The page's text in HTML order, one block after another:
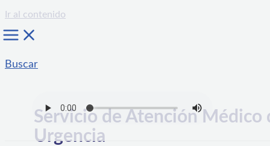
Ir al contenido
Buscar
Servicio de Atención Médico
Urgencia